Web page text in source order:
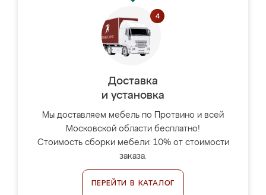
Доставка
и установка
Мы доставляем мебель по Протвино и всей
Московской области бесплатно!
Стоимость сборки мебели: 10% от стоимости
заказа.
ПЕРЕЙТИ В КАТАЛОГ